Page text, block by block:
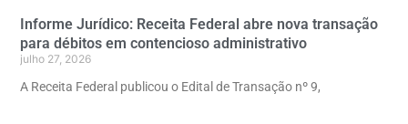
Informe Jurídico: Receita Federal abre nova transação
para débitos em contencioso administrativo
julho 27, 2026
A Receita Federal publicou o Edital de Transação nº 9,